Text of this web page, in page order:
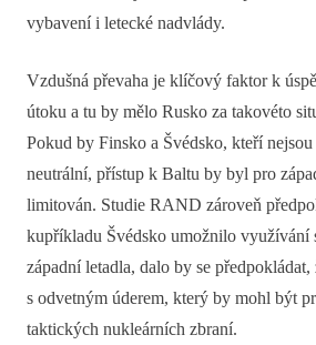
vybavení i letecké nadvlády.
Vzdušná převaha je klíčový faktor k
útoku a tu by mělo Rusko za takovéto
Pokud by Finsko a Švédsko, kteří
neutrální, přístup k Baltu by byl pro
limitován. Studie RAND zároveň
kupříkladu Švédsko umožnilo využívání
západní letadla, dalo by se
s odvetným úderem, který by mohl být
taktických nukleárních zbraní.